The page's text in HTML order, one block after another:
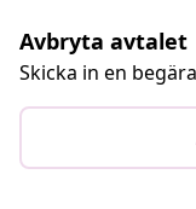
Avbryta avtalet
Skicka in en